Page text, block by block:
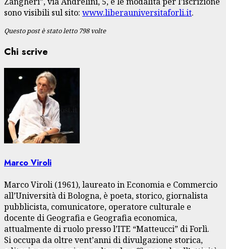
sono visibili sul sito: www.liberauniversitaforli.it.
Questo post è stato letto 798 volte
Chi scrive
Marco Viroli
Marco Viroli (1961), laureato in Economia e Commercio
all’Università di Bologna, è poeta, storico, giornalista
pubblicista, comunicatore, operatore culturale e
docente di Geografia e Geografia economica,
attualmente di ruolo presso l’ITE “Matteucci” di Forlì.
Si occupa da oltre vent’anni di divulgazione storica,